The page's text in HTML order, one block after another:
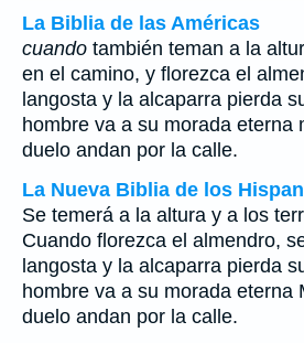
La Biblia de las Américas
cuando también teman a la
en el camino, y florezca el
langosta y la alcaparra pierda
hombre va a su morada eterna
duelo andan por la calle.
La Nueva Biblia de los
Se temerá a la altura y a los
Cuando florezca el almendro,
langosta y la alcaparra pierda
hombre va a su morada eterna
duelo andan por la calle.